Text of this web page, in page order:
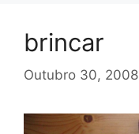
brincar
Outubro 30, 2008